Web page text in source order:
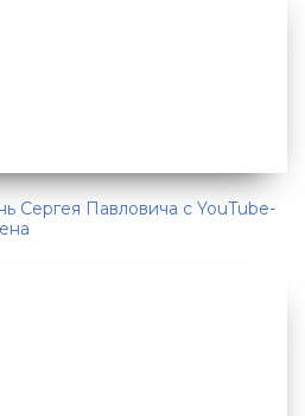
Сергея Павловича с YouTube-